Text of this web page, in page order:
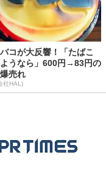
コが大反響！「たばこ
うなら」600円→83円の
売れ
社HAL)